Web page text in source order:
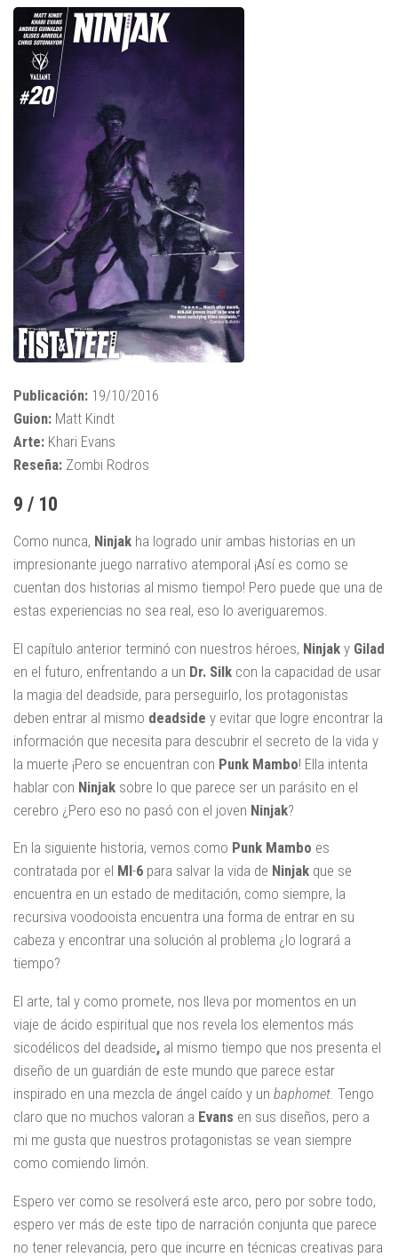
Publicación: 19/10/2016
Guion: Matt Kindt
Arte: Khari Evans
Reseña: Zombi Rodros
9 / 10
Como nunca, Ninjak ha logrado unir ambas historias en un
impresionante juego narrativo atemporal ¡Así es como se
cuentan dos historias al mismo tiempo! Pero puede que una de
estas experiencias no sea real, eso lo averiguaremos.
El capítulo anterior terminó con nuestros héroes, Ninjak y Gilad
en el futuro, enfrentando a un Dr. Silk con la capacidad de usar
la magia del deadside, para perseguirlo, los protagonistas
deben entrar al mismo deadside y evitar que logre encontrar la
información que necesita para descubrir el secreto de la vida y
la muerte ¡Pero se encuentran con Punk Mambo! Ella intenta
hablar con Ninjak sobre lo que parece ser un parásito en el
cerebro ¿Pero eso no pasó con el joven Ninjak?
En la siguiente historia, vemos como Punk Mambo es
contratada por el MI-6 para salvar la vida de Ninjak que se
encuentra en un estado de meditación, como siempre, la
recursiva voodooista encuentra una forma de entrar en su
cabeza y encontrar una solución al problema ¿lo logrará a
tiempo?
El arte, tal y como promete, nos lleva por momentos en un
viaje de ácido espiritual que nos revela los elementos más
sicodélicos del deadside, al mismo tiempo que nos presenta el
diseño de un guardián de este mundo que parece estar
inspirado en una mezcla de ángel caído y un baphomet. Tengo
claro que no muchos valoran a Evans en sus diseños, pero a
mi me gusta que nuestros protagonistas se vean siempre
como comiendo limón.
Espero ver como se resolverá este arco, pero por sobre todo,
espero ver más de este tipo de narración conjunta que parece
no tener relevancia, pero que incurre en técnicas creativas para